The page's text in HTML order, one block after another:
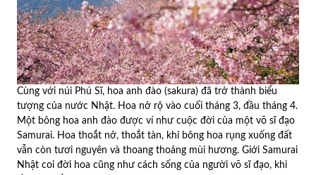
Cùng với núi Phú Sĩ, hoa anh đào (sakura) đã trở thành biểu
tượng của nước Nhật. Hoa nở rộ vào cuối tháng 3, đầu tháng 4.
Một bông hoa anh đào được ví như cuộc đời của một võ sĩ đạo
Samurai. Hoa thoắt nở, thoắt tàn, khi bông hoa rụng xuống đất
vẫn còn tươi nguyên và thoang thoảng mùi hương. Giới Samurai
Nhật coi đời hoa cũng như cách sống của người võ sĩ đạo, khi